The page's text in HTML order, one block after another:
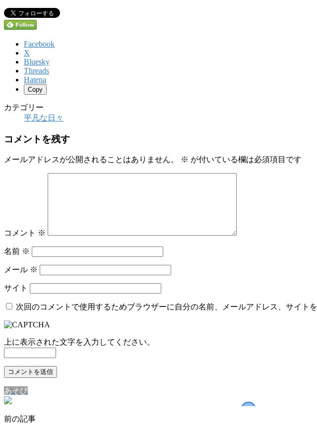
Facebook
X
Bluesky
Threads
Hatena
Copy
カテゴリー
平凡な日々
コメントを残す
メールアドレスが公開されることはありません。 ※ が付いている欄は必須項目です
コメント ※
名前 ※
メール ※
サイト
次回のコメントで使用するためブラウザーに自分の名前、メールアドレス、サイトを
上に表示された文字を入力してください。
あそび
前の記事